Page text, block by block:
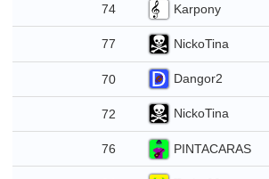
74 Karpony
77 NickoTina
70 Dangor2
72 NickoTina
76 PINTACARAS